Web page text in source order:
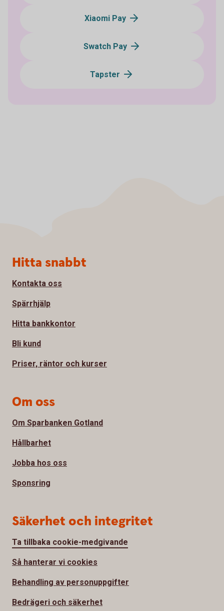
Xiaomi Pay
Swatch Pay
Tapster
Sidfot
Hitta snabbt
Kontakta oss
Spärrhjälp
Hitta bankkontor
Bli kund
Priser, räntor och kurser
Om oss
Om Sparbanken Gotland
Hållbarhet
Jobba hos oss
Sponsring
Säkerhet och integritet
Ta tillbaka cookie-medgivande
Så hanterar vi cookies
Behandling av personuppgifter
Bedrägeri och säkerhet